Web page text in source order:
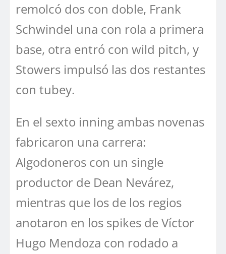
remolcó dos con doble, Frank
Schwindel una con rola a primera
base, otra entró con wild pitch, y
Stowers impulsó las dos restantes
con tubey.
En el sexto inning ambas novenas
fabricaron una carrera:
Algodoneros con un single
productor de Dean Nevárez,
mientras que los de los regios
anotaron en los spikes de Víctor
Hugo Mendoza con rodado a